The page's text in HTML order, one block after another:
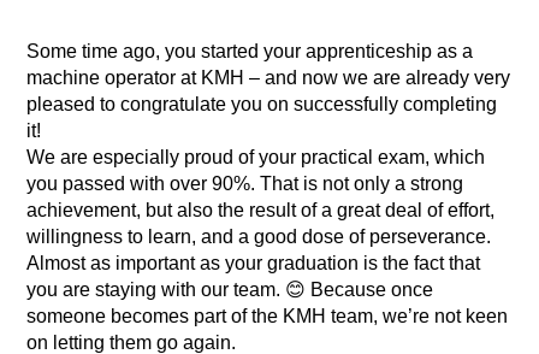
Some time ago, you started your apprenticeship as a
machine operator at KMH – and now we are already very
pleased to congratulate you on successfully completing
it!
We are especially proud of your practical exam, which
you passed with over 90%. That is not only a strong
achievement, but also the result of a great deal of effort,
willingness to learn, and a good dose of perseverance.
Almost as important as your graduation is the fact that
you are staying with our team. 😊 Because once
someone becomes part of the KMH team, we’re not keen
on letting them go again.